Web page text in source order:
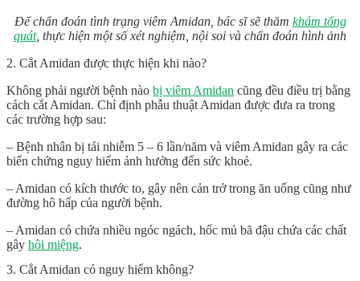
Để chẩn đoán tình trạng viêm Amidan, bác sĩ sẽ thăm khám tổng
quát, thực hiện một số xét nghiệm, nội soi và chẩn đoán hình ảnh
2. Cắt Amidan được thực hiện khi nào?
Không phải người bệnh nào bị viêm Amidan cũng đều điều trị bằng
cách cắt Amidan. Chỉ định phẫu thuật Amidan được đưa ra trong
các trường hợp sau:
– Bệnh nhân bị tái nhiễm 5 – 6 lần/năm và viêm Amidan gây ra các
biến chứng nguy hiểm ảnh hưởng đến sức khoẻ.
– Amidan có kích thước to, gây nên cản trở trong ăn uống cũng như
đường hô hấp của người bệnh.
– Amidan có chứa nhiều ngóc ngách, hốc mủ bã đậu chứa các chất
gây hôi miệng.
3. Cắt Amidan có nguy hiểm không?